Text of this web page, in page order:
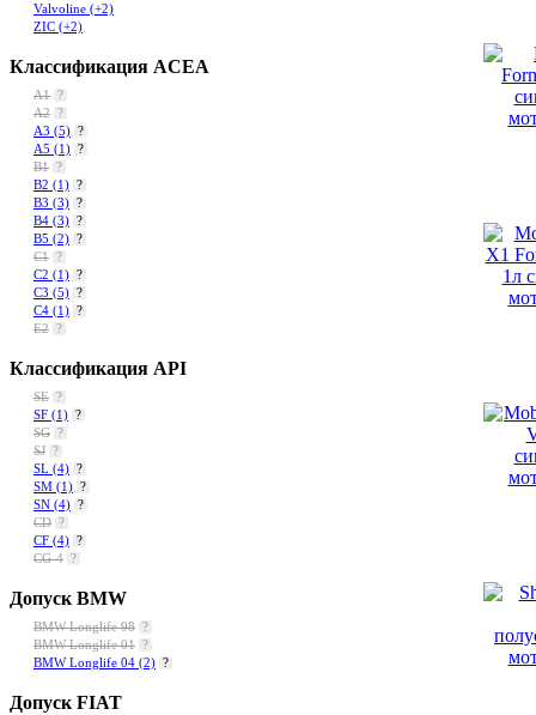
Valvoline (+2)
ZIC (+2)
Классификация ACEA
A1 ?
A2 ?
A3 (5) ?
A5 (1) ?
B1 ?
B2 (1) ?
B3 (3) ?
B4 (3) ?
B5 (2) ?
C1 ?
C2 (1) ?
C3 (5) ?
C4 (1) ?
E2 ?
Классификация API
SE ?
SF (1) ?
SG ?
SJ ?
SL (4) ?
SM (1) ?
SN (4) ?
CD ?
CF (4) ?
CG-4 ?
Допуск BMW
BMW Longlife 98 ?
BMW Longlife 01 ?
BMW Longlife 04 (2) ?
Допуск FIAT